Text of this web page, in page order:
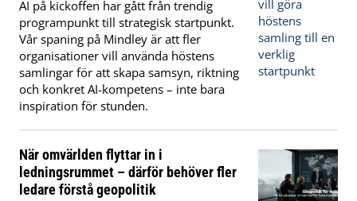
AI på kickoffen har gått från trendig
programpunkt till strategisk startpunkt.
Vår spaning på Mindley är att fler
organisationer vill använda höstens
samlingar för att skapa samsyn, riktning
och konkret AI-kompetens – inte bara
inspiration för stunden.
När omvärlden flyttar in i
ledningsrummet – därför behöver fler
ledare förstå geopolitik